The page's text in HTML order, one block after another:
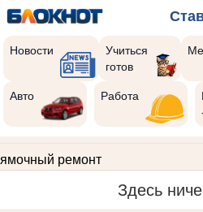
Новости
Учиться
готов
Авто Работа
ямочный ремонт
Здесь